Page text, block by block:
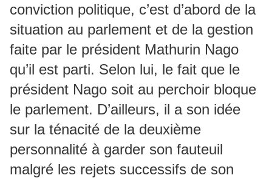
conviction politique, c’est d’abord de la
situation au parlement et de la gestion
faite par le président Mathurin Nago
qu’il est parti. Selon lui, le fait que le
président Nago soit au perchoir bloque
le parlement. D’ailleurs, il a son idée
sur la ténacité de la deuxième
personnalité à garder son fauteuil
malgré les rejets successifs de son